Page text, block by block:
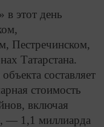
этот день
Пестречинском,
Татарстана.
составляет
стоимость
включая
— 1,1 миллиарда